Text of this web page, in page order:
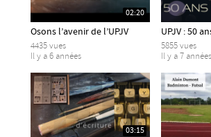
02:20
Osons l’avenir de l’UPJV
4435 vues
Il y a 6 années
UPJV : 50
5855 vues
Il y a 7 années
03:15